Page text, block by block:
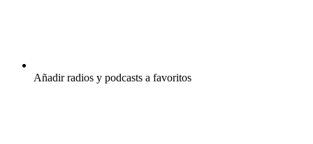
Añadir radios y podcasts a favoritos